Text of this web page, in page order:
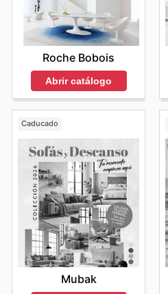
Roche Bobois
Abrir catálogo
Caducado
Mubak